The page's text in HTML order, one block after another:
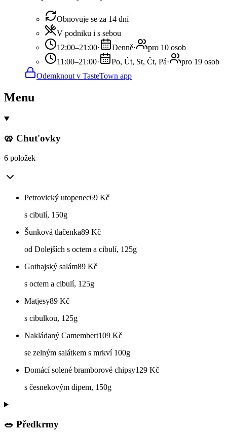
Obnovuje se za 14 dní
V podniku i s sebou
12:00–21:00· Denně·
pro 10 osob
11:00–21:00· Po, Út, St, Čt, Pá·
pro 19 osob
Odemknout v TasteTown app
Menu
🥨 Chut'ovky
6 položek
Petrovický utopenec69 Kč
s cibulí, 150g
Šunková tlačenka89 Kč
od Dolejších s octem a cibulí, 125g
Gothajský salám89 Kč
s octem a cibulí, 125g
Matjesy89 Kč
s cibulkou, 125g
Nakládaný Camembert109 Kč
se zelným salátkem s mrkví 100g
Domácí solené bramborové chipsy129 Kč
s česnekovým dipem, 150g
🥗 Předkrmy